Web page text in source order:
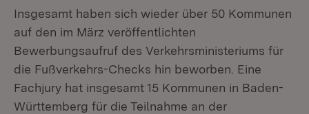
Insgesamt haben sich wieder über 50 Kommunen
auf den im März veröffentlichten
Bewerbungsaufruf des Verkehrsministeriums für
die Fußverkehrs-Checks hin beworben. Eine
Fachjury hat insgesamt 15 Kommunen in Baden-
Württemberg für die Teilnahme an der